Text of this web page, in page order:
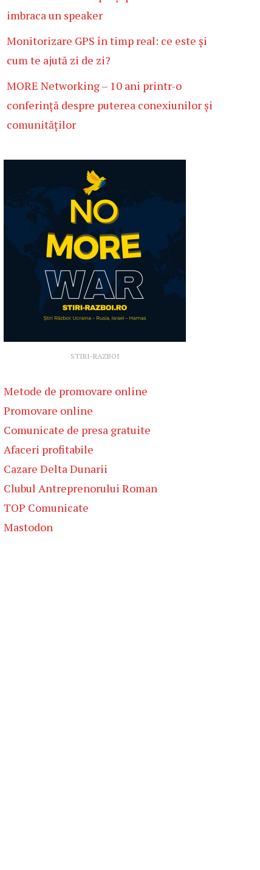
imbraca un speaker
Monitorizare GPS în timp real: ce este și
cum te ajută zi de zi?
MORE Networking – 10 ani printr-o
conferință despre puterea conexiunilor și
comunităților
STIRI-RAZBOI
Metode de promovare online
Promovare online
Comunicate de presa gratuite
Afaceri profitabile
Cazare Delta Dunarii
Clubul Antreprenorului Roman
TOP Comunicate
Mastodon